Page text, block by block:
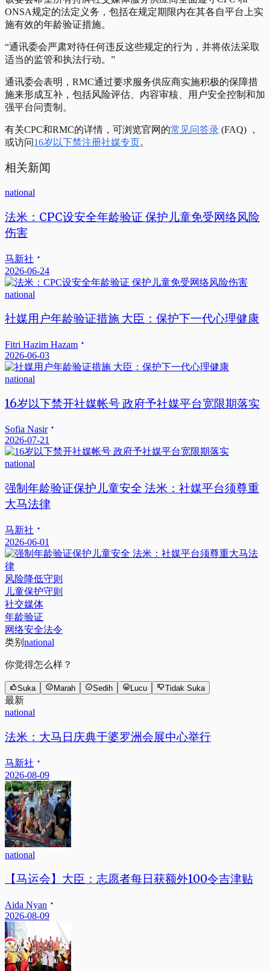
ONSA规定的法定义务，包括在规定期限内在其各自平台上实
施有效的年龄验证措施。
“通讯委会严肃对待任何违反这些规定的行为，并将依法采取
适当的监管和执法行动。”
通讯委会表明，RMC通过要求服务供应商实施积极的保障措
施来形成互补，包括风险评估、内容审核、用户安全控制和加
强平台问责制。
有关CPC和RMC的详情，可浏览官网的常见问答录 (FAQ) ，
或访问16岁以下禁注册社媒专页。
相关新闻
national
法米：CPC设安全年龄验证 保护儿童免受网络风险
伤害
马新社
2026-06-24
national
社媒用户年龄验证措施 大臣：保护下一代心理健康
Fitri Hazim Hazam
2026-06-03
national
16岁以下禁开社媒帐号 政府予社媒平台宽限期落实
Sofia Nasir
2026-07-21
national
强制年龄验证保护儿童安全 法米：社媒平台须尊重
大马法律
马新社
2026-06-01
风险降低守则
儿童保护守则
社交媒体
年龄验证
网络安全法令
类别 national
你觉得怎么样？
Suka Marah Sedih Lucu Tidak Suka
最新
national
法米：大马日庆典于婆罗洲会展中心举行
马新社
2026-08-09
national
【马运会】大臣：志愿者每日获额外100令吉津贴
Aida Nyan
2026-08-09